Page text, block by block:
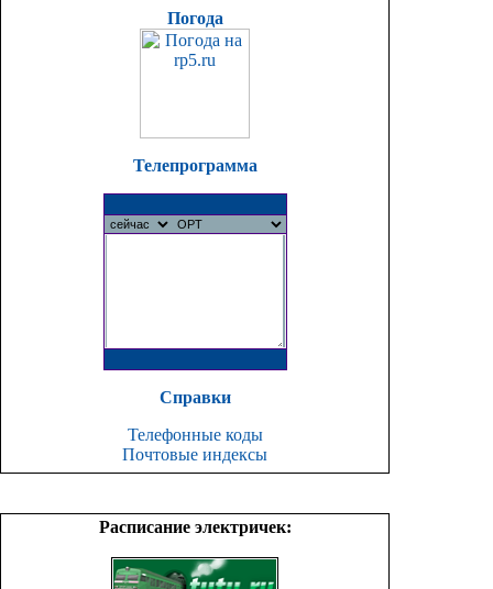
Погода
Телепрограмма
Справки
Телефонные коды
Почтовые индексы
Расписание электричек: